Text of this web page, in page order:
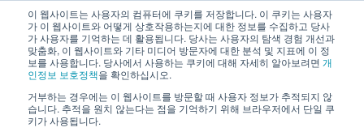
이 웹사이트는 사용자의 컴퓨터에 쿠키를 저장합니다. 이 쿠키는 사용자
가 이 웹사이트와 어떻게 상호작용하는지에 대한 정보를 수집하고 당사
가 사용자를 기억하는 데 활용됩니다. 당사는 사용자의 탐색 경험 개선과
맞춤화, 이 웹사이트와 기타 미디어 방문자에 대한 분석 및 지표에 이 정
보를 사용합니다. 당사에서 사용하는 쿠키에 대해 자세히 알아보려면 개
인정보 보호정책을 확인하십시오.
거부하는 경우에는 이 웹사이트를 방문할 때 사용자 정보가 추적되지 않
습니다. 추적을 원치 않는다는 점을 기억하기 위해 브라우저에서 단일 쿠
키가 사용됩니다.